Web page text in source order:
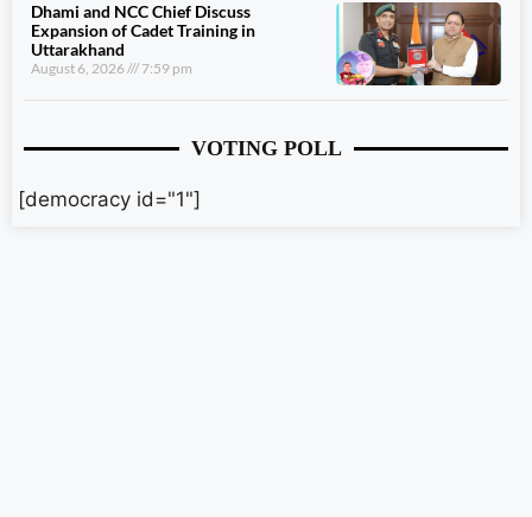
Dhami and NCC Chief Discuss
Expansion of Cadet Training in
Uttarakhand
August 6, 2026 7:59 pm
VOTING POLL
[democracy id="1"]